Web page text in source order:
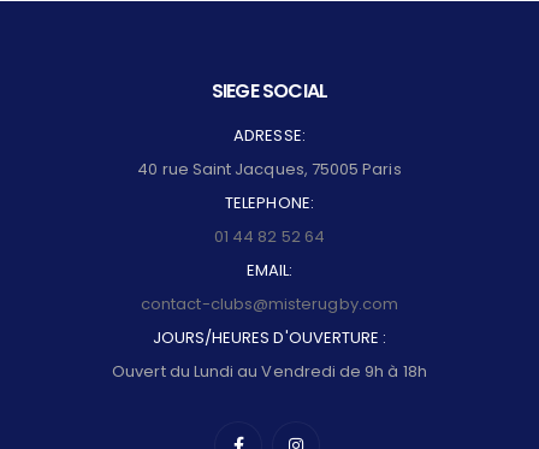
SIEGE SOCIAL
ADRESSE:
40 rue Saint Jacques, 75005 Paris
TELEPHONE:
01 44 82 52 64
EMAIL:
contact-clubs@misterugby.com
JOURS/HEURES D'OUVERTURE :
Ouvert du Lundi au Vendredi de 9h à 18h